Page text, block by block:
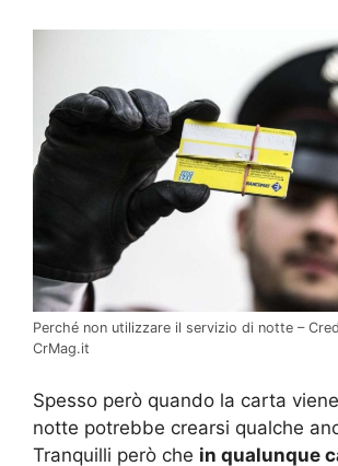
Perché non utilizzare il servizio di notte –
CrMag.it
Spesso però quando la carta
notte potrebbe crearsi qualche
Tranquilli però che in qualunque